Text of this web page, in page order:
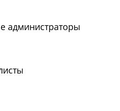
администраторы